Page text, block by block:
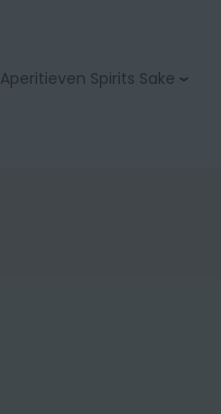
Aperitieven Spirits Sake